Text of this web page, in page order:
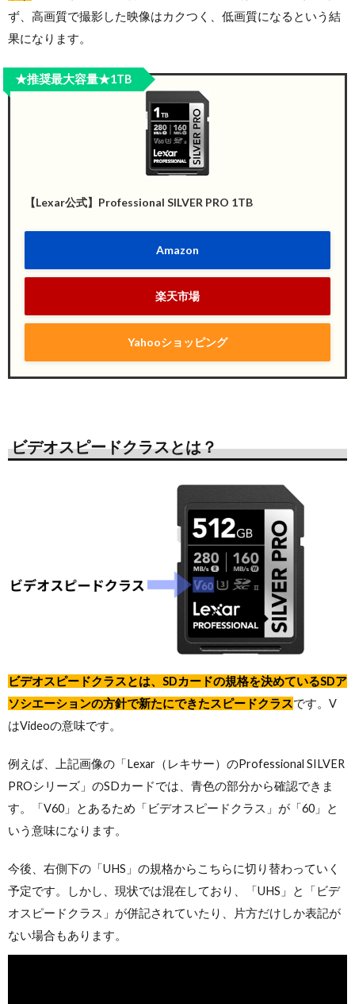
ず、高画質で撮影した映像はカクつく、低画質になるという結
果になります。
【Lexar公式】Professional SILVER PRO 1TB
Amazon
楽天市場
Yahooショッピング
★推奨最大容量★1TB
ビデオスピードクラスとは？
ビデオスピードクラスとは、SDカードの規格を決めているSDア
ソシエーションの方針で新たにできたスピードクラスです。V
はVideoの意味です。
例えば、上記画像の「Lexar（レキサー）のProfessional SILVER
PROシリーズ」のSDカードでは、青色の部分から確認できま
す。「V60」とあるため「ビデオスピードクラス」が「60」と
いう意味になります。
今後、右側下の「UHS」の規格からこちらに切り替わっていく
予定です。しかし、現状では混在しており、「UHS」と「ビデ
オスピードクラス」が併記されていたり、片方だけしか表記が
ない場合もあります。